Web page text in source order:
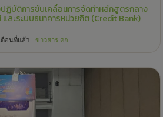
ปฏิบัติการขับเคลื่อนการจัดทำหลักสูตรกลาง
ะระบบธนาคารหน่วยกิต (Credit Bank)
ดือนที่แล้ว - ข่าวสาร คอ.